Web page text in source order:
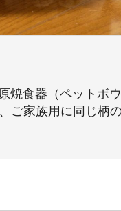
焼食器（ペットボ
ご家族用に同じ柄